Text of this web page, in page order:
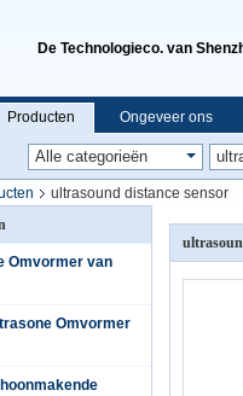
De Technologieco. van
Producten Ongeveer ons
ultrasound distance sensor
Omvormer van
Omvormer